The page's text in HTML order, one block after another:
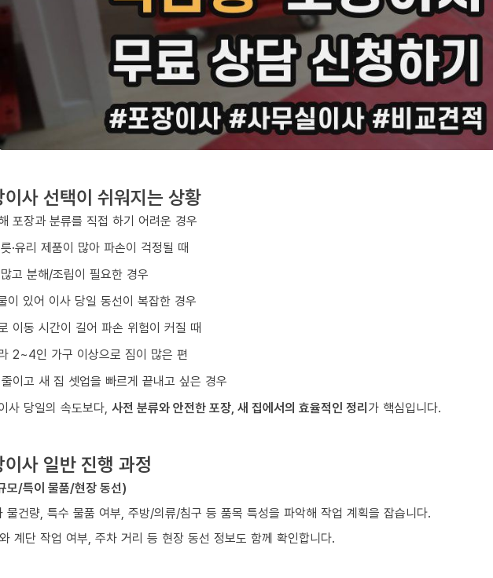
이사 선택이 쉬워지는 상황
포장과 분류를 직접 하기 어려운 경우
·유리 제품이 많아 파손이 걱정될 때
고 분해/조립이 필요한 경우
이 있어 이사 당일 동선이 복잡한 경우
이동 시간이 길어 파손 위험이 커질 때
2~4인 가구 이상으로 짐이 많은 편
이고 새 집 셋업을 빠르게 끝내고 싶은 경우
사 당일의 속도보다, 사전 분류와 안전한 포장, 새 집에서의 효율적인 정리가 핵심입니다.
사 일반 진행 과정
모/특이 물품/현장 동선)
물건량, 특수 물품 여부, 주방/의류/침구 등 품목 특성을 파악해 작업 계획을 잡습니다.
계단 작업 여부, 주차 거리 등 현장 동선 정보도 함께 확인합니다.